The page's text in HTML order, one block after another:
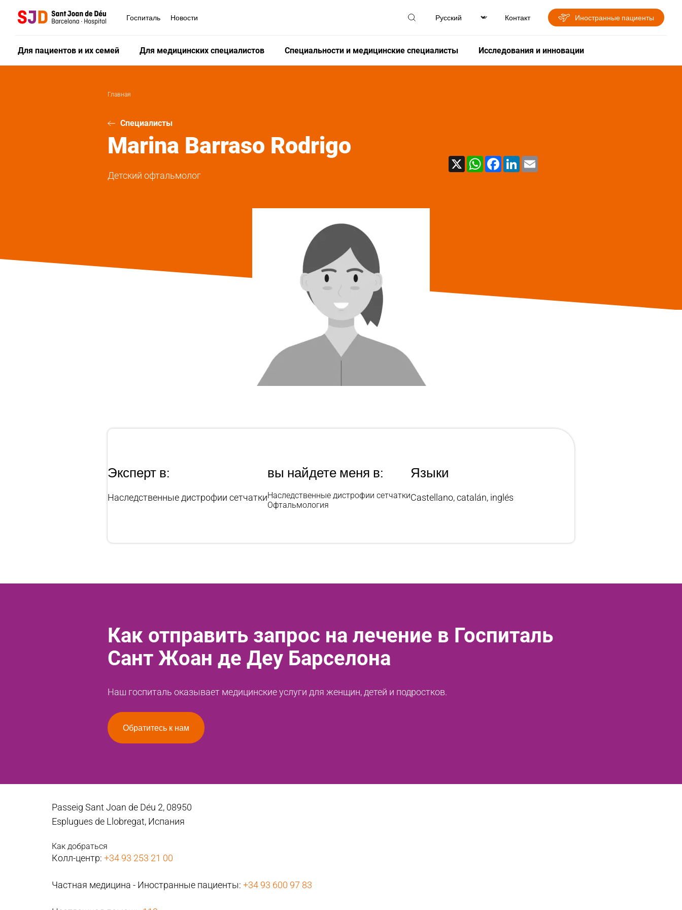
основному
Госпиталь Новости Контакт Иностранные пациенты
Для пациентов и их семей Для медицинских специалистов Специальности и медицинские специалисты Исследования и инновации
Главная
Специалисты
Marina Barraso Rodrigo
Детский офтальмолог
X WhatsAppFacebook
LinkedIn
Эксперт в:
Наследственные дистрофии сетчатки
вы найдете меня в:
Наследственные дистрофии сетчатки
Офтальмология
Языки
Castellano, catalán, inglés
Как отправить запрос на лечение в Госпиталь
Сант Жоан де Деу Барселона
Наш госпиталь оказывает медицинские услуги для женщин, детей и подростков.
Обратитесь к нам
Passeig Sant Joan de Déu 2, 08950
Esplugues de Llobregat, Испания
Как добраться
Колл-центр: +34 93 253 21 00
Частная медицина - Иностранные пациенты: +34 93 600 97 83